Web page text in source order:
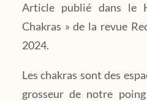
Article publié dans le
Chakras » de la revue
2024.
Les chakras sont des
grosseur de notre